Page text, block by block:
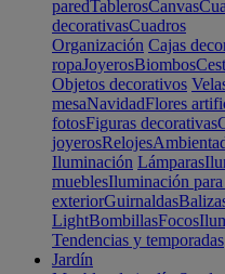
paredTablerosCanvas
decorativasCuadros
Organización Cajas
ropaJoyerosBiombos
Objetos decorativos
mesaNavidadFlores
fotosFiguras decorativas
joyerosRelojes
Iluminación Lámparas
mueblesIluminación
exteriorGuirnaldas
LightBombillasFocos
Tendencias y temporadas
Jardín